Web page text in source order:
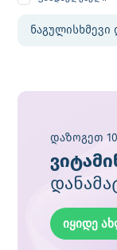
დაზოგეთ
იყიდე